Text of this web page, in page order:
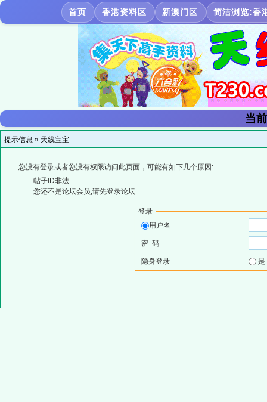
首页 香港资料区 新澳门区 简洁浏览:香
当
提示信息 » 天线宝宝
您没有登录或者您没有权限访问此页面，可能有如下几个原因:
帖子ID非法
您还不是论坛会员,请先登录论坛
登录
用户名
密 码
隐身登录